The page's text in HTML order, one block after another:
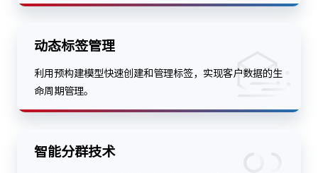
动态标签管理
利用预构建模型快速创建和管理标签，实现客户数据的生
命周期管理。
智能分群技术